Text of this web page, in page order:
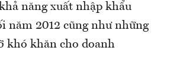
năng xuất nhập khẩu
năm 2012 cũng như những
khó khăn cho doanh